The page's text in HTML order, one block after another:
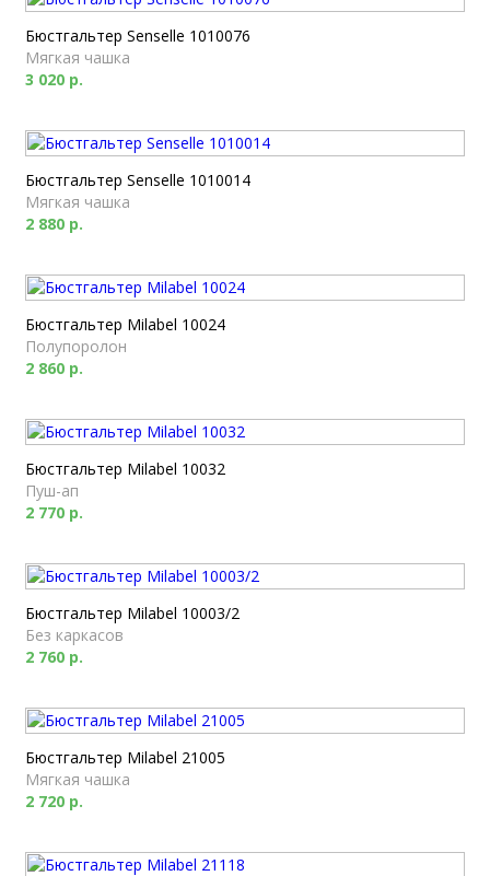
Бюстгальтер Senselle 1010076
Мягкая чашка
3 020 р.
Бюстгальтер Senselle 1010014
Мягкая чашка
2 880 р.
Бюстгальтер Milabel 10024
Полупоролон
2 860 р.
Бюстгальтер Milabel 10032
Пуш-ап
2 770 р.
Бюстгальтер Milabel 10003/2
Без каркасов
2 760 р.
Бюстгальтер Milabel 21005
Мягкая чашка
2 720 р.